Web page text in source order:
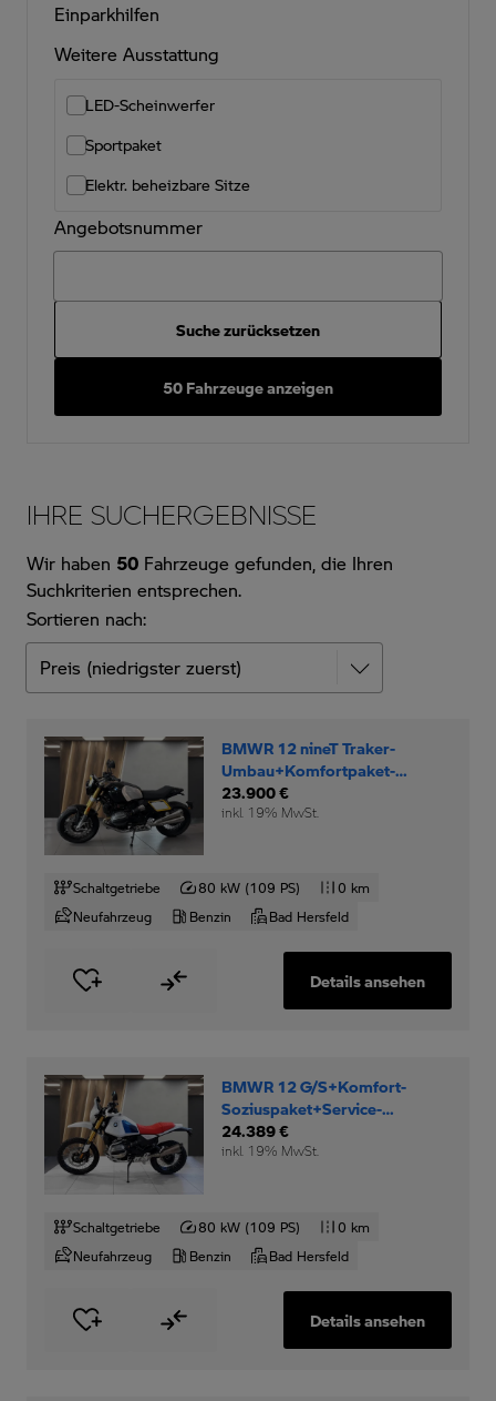
Einparkhilfen
Weitere Ausstattung
LED-Scheinwerfer
Sportpaket
Elektr. beheizbare Sitze
Angebotsnummer
Suche zurücksetzen
50 Fahrzeuge anzeigen
IHRE SUCHERGEBNISSE
Wir haben 50 Fahrzeuge gefunden, die Ihren
Suchkriterien entsprechen.
Sortieren nach:
BMWR 12 nineT Traker-
Umbau+Komfortpaket-
Option-719-Rad+
23.900 €
inkl. 19% MwSt.
Schaltgetriebe 80 kW (109 PS)
0 km
Neufahrzeug
Benzin Bad Hersfeld
Details ansehen
BMWR 12 G/S+Komfort-
Soziuspaket+Service-
Inclusive+
24.389 €
inkl. 19% MwSt.
Schaltgetriebe 80 kW (109 PS)
0 km
Neufahrzeug
Benzin Bad Hersfeld
Details ansehen